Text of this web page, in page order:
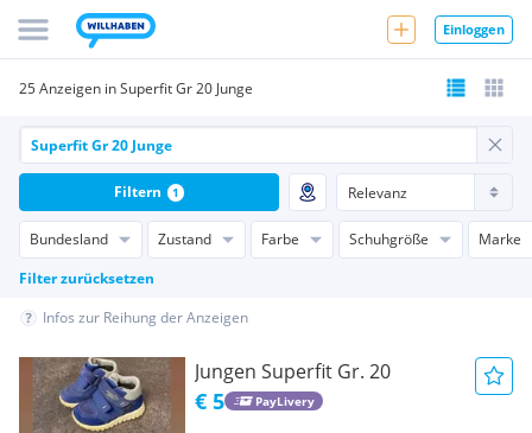
Einloggen
25 Anzeigen in Superfit Gr 20 Junge
Bundesland Zustand Farbe Schuhgröße
Marke
Filter zurücksetzen
Filtern 1
Infos zur Reihung der Anzeigen
Jungen Superfit Gr. 20
€ 5 PayLivery